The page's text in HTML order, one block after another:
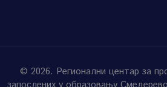
© 2026. Регионални центар за
запослених у образовању